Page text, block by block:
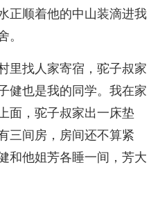
正顺着他的中山装滴进我
。
里找人家寄宿，驼子叔家
健也是我的同学。我在家
面，驼子叔家出一床垫
三间房，房间还不算紧
和他姐芳各睡一间，芳大